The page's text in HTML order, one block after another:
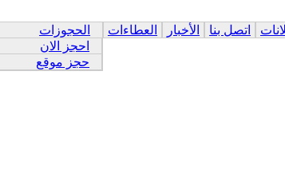
الحجوزات
احجز الان
حجز موقع
العطاءات الأخبار اتصل بنا